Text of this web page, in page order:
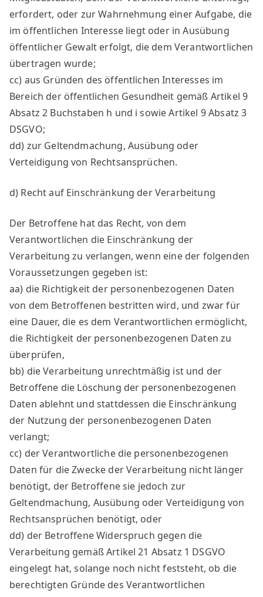
erfordert, oder zur Wahrnehmung einer Aufgabe, die
im öffentlichen Interesse liegt oder in Ausübung
öffentlicher Gewalt erfolgt, die dem Verantwortlichen
übertragen wurde;
cc) aus Gründen des öffentlichen Interesses im
Bereich der öffentlichen Gesundheit gemäß Artikel 9
Absatz 2 Buchstaben h und i sowie Artikel 9 Absatz 3
DSGVO;
dd) zur Geltendmachung, Ausübung oder
Verteidigung von Rechtsansprüchen.
d) Recht auf Einschränkung der Verarbeitung
Der Betroffene hat das Recht, von dem
Verantwortlichen die Einschränkung der
Verarbeitung zu verlangen, wenn eine der folgenden
Voraussetzungen gegeben ist:
aa) die Richtigkeit der personenbezogenen Daten
von dem Betroffenen bestritten wird, und zwar für
eine Dauer, die es dem Verantwortlichen ermöglicht,
die Richtigkeit der personenbezogenen Daten zu
überprüfen,
bb) die Verarbeitung unrechtmäßig ist und der
Betroffene die Löschung der personenbezogenen
Daten ablehnt und stattdessen die Einschränkung
der Nutzung der personenbezogenen Daten
verlangt;
cc) der Verantwortliche die personenbezogenen
Daten für die Zwecke der Verarbeitung nicht länger
benötigt, der Betroffene sie jedoch zur
Geltendmachung, Ausübung oder Verteidigung von
Rechtsansprüchen benötigt, oder
dd) der Betroffene Widerspruch gegen die
Verarbeitung gemäß Artikel 21 Absatz 1 DSGVO
eingelegt hat, solange noch nicht feststeht, ob die
berechtigten Gründe des Verantwortlichen